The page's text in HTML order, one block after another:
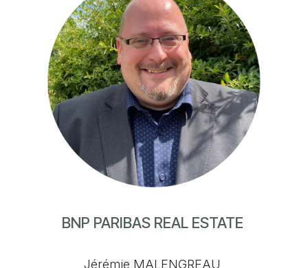
BNP PARIBAS REAL ESTATE
Jérémie MALENGREAU